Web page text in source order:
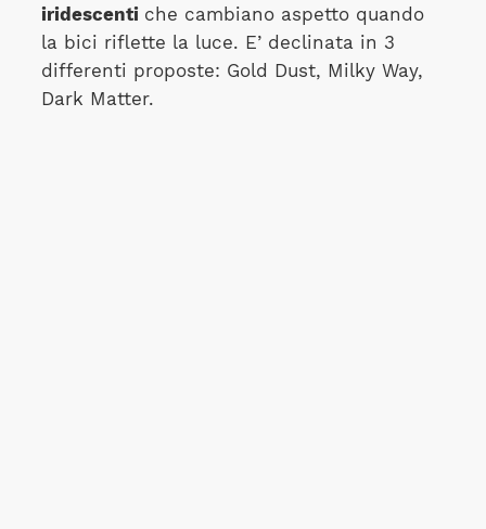
iridescenti che cambiano aspetto quando
la bici riflette la luce. E’ declinata in 3
differenti proposte: Gold Dust, Milky Way,
Dark Matter.